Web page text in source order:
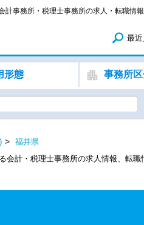
計事務所・税理士事務所の求人・転職情報
最近
形態 事務所
福井県
会計・税理士事務所の求人情報、転